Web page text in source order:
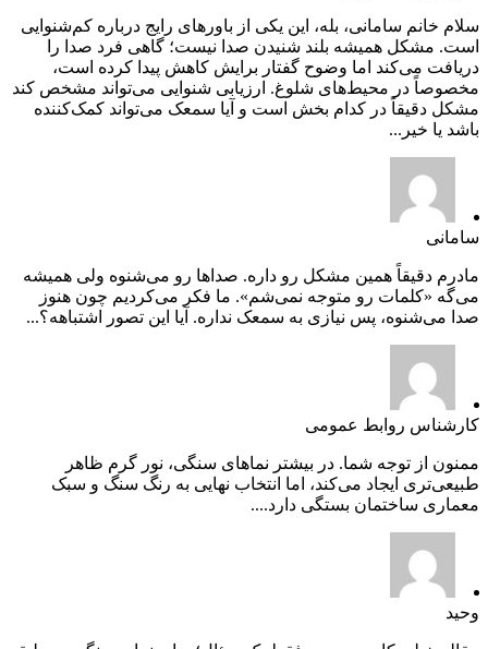
سلام خانم سامانی، بله، این یکی از باورهای رایج درباره کم‌شنوایی
است. مشکل همیشه بلند شنیدن صدا نیست؛ گاهی فرد صدا را
دریافت می‌کند اما وضوح گفتار برایش کاهش پیدا کرده است،
مخصوصاً در محیط‌های شلوغ. ارزیابی شنوایی می‌تواند مشخص کند
مشکل دقیقاً در کدام بخش است و آیا سمعک می‌تواند کمک‌کننده
باشد یا خیر...
سامانی
مادرم دقیقاً همین مشکل رو داره. صداها رو می‌شنوه ولی همیشه
می‌گه «کلمات رو متوجه نمی‌شم». ما فکر می‌کردیم چون هنوز
صدا می‌شنوه، پس نیازی به سمعک نداره. آیا این تصور اشتباهه؟...
کارشناس روابط عمومی
ممنون از توجه شما. در بیشتر نماهای سنگی، نور گرم ظاهر
طبیعی‌تری ایجاد می‌کند، اما انتخاب نهایی به رنگ سنگ و سبک
معماری ساختمان بستگی دارد....
وحید